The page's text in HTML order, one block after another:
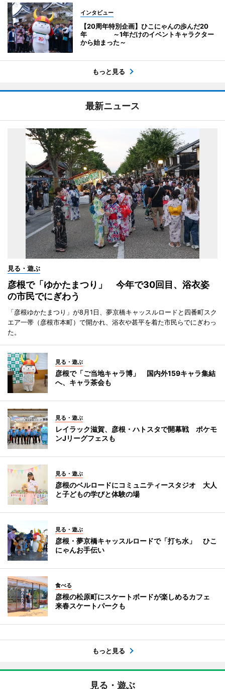
インタビュー
【20周年特別企画】ひこにゃんの歩んだ20
年 ～1年だけのイベントキャラクター
から始まった～
もっと見る
最新ニュース
見る・遊ぶ
彦根で「ゆかたまつり」 今年で30回目、浴衣姿
の市民でにぎわう
「彦根ゆかたまつり」が8月1日、夢京橋キャッスルロードと四番町スク
エア一帯（彦根市本町）で開かれ、浴衣や甚平を着た市民らでにぎわっ
た。
見る・遊ぶ
彦根で「ご当地キャラ博」 国内外159キャラ集結
へ、キャラ茶会も
見る・遊ぶ
レイラック滋賀、彦根・ハトスタで開幕戦 ポケモ
ンJリーグフェスも
見る・遊ぶ
彦根のベルロードにコミュニティースタジオ 大人
と子どもの学びと体験の場
見る・遊ぶ
彦根・夢京橋キャッスルロードで「打ち水」 ひこ
にゃんお手伝い
食べる
彦根の松原町にスケートボードが楽しめるカフェ
来春スケートパークも
もっと見る
見る・遊ぶ